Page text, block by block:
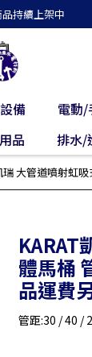
持續上架中
備 電動/
品 排水/
瑞 大管道噴射虹
KARAT
體馬桶
品運費
管距:30 / 40 /